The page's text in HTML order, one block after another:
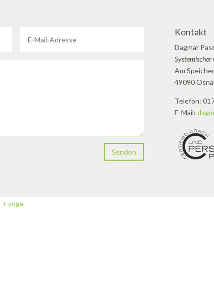
Senden
Kontakt
Dagmar
Systemischer
Am
49090
Telefon:
E-Mail: